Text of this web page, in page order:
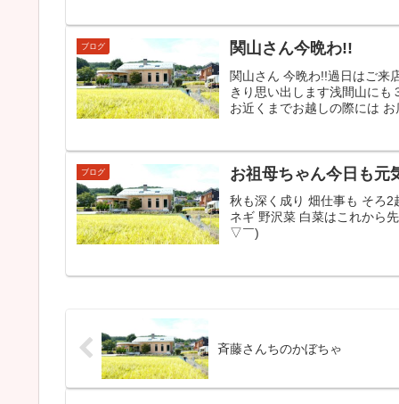
ブログ 関山さん今晩わ!!
関山さん 今晩わ!!過日はご来
きり思い出します浅間山にも
お近くまでお越しの際には
ブログ お祖母ちゃん今日も元
秋も深く成り 畑仕事も そろ
ネギ 野沢菜 白菜はこれから
▽￣)
斉藤さんちのかぼちゃ